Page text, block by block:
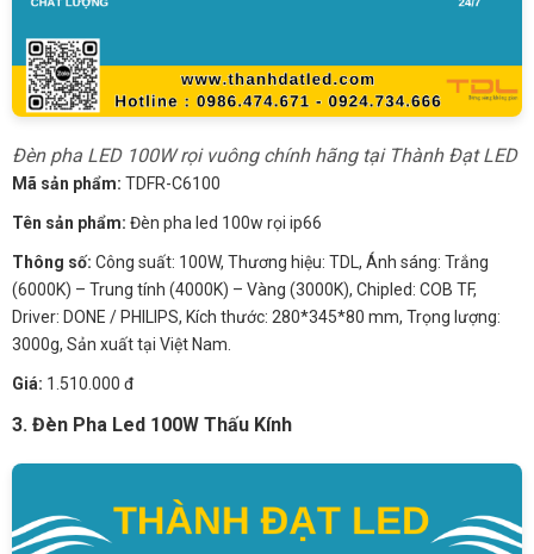
Đèn pha LED 100W rọi vuông chính hãng tại Thành Đạt LED
Mã sản phẩm: TDFR-C6100
Tên sản phẩm: Đèn pha led 100w rọi ip66
Thông số: Công suất: 100W, Thương hiệu: TDL, Ánh sáng: Trắng
(6000K) – Trung tính (4000K) – Vàng (3000K), Chipled: COB TF,
Driver: DONE / PHILIPS, Kích thước: 280*345*80 mm, Trọng lượng:
3000g, Sản xuất tại Việt Nam.
Giá: 1.510.000 đ
3. Đèn Pha Led 100W Thấu Kính